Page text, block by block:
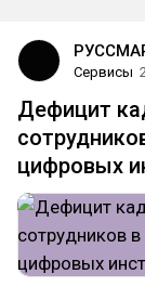
Сервисы
Дефицит
цифровых